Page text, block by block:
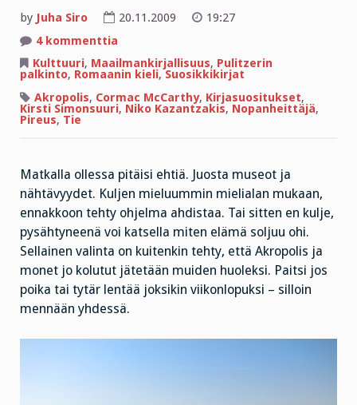
by Juha Siro 20.11.2009
19:27
4 kommenttia
ja
muita
valintoja
Kulttuuri, Maailmankirjallisuus, Pulitzerin
palkinto, Romaanin kieli, Suosikkikirjat
Akropolis, Cormac McCarthy, Kirjasuositukset,
Kirsti Simonsuuri, Niko Kazantzakis, Nopanheittäjä,
Pireus, Tie
Matkalla ollessa pitäisi ehtiä. Juosta museot ja
nähtävyydet. Kuljen mieluummin mielialan mukaan,
ennakkoon tehty ohjelma ahdistaa. Tai sitten en kulje,
pysähtyneenä voi katsella miten elämä soljuu ohi.
Sellainen valinta on kuitenkin tehty, että Akropolis ja
monet jo kolutut jätetään muiden huoleksi. Paitsi jos
poika tai tytär lentää joksikin viikonlopuksi – silloin
mennään yhdessä.